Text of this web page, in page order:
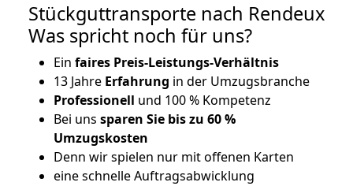
Stückguttransporte nach Rendeux
Was spricht noch für uns?
Ein faires Preis-Leistungs-Verhältnis
13 Jahre Erfahrung in der Umzugsbranche
Professionell und 100 % Kompetenz
Bei uns sparen Sie bis zu 60 %
Umzugskosten
Denn wir spielen nur mit offenen Karten
eine schnelle Auftragsabwicklung